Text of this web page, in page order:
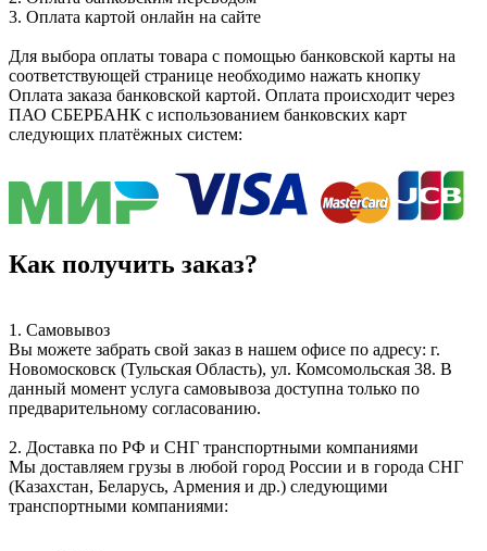
3. Оплата картой онлайн на сайте
Для выбора оплаты товара с помощью банковской карты на
соответствующей странице необходимо нажать кнопку
Оплата заказа банковской картой. Оплата происходит через
ПАО СБЕРБАНК с использованием банковских карт
следующих платёжных систем:
Как получить заказ?
1. Самовывоз
Вы можете забрать свой заказ в нашем офисе по адресу: г.
Новомосковск (Тульская Область), ул. Комсомольская 38. В
данный момент услуга самовывоза доступна только по
предварительному согласованию.
2. Доставка по РФ и СНГ транспортными компаниями
Мы доставляем грузы в любой город России и в города СНГ
(Казахстан, Беларусь, Армения и др.) следующими
транспортными компаниями: